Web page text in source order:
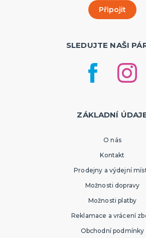
SLEDUJTE NAŠI
ZÁKLADNÍ
O nás
Kontakt
Prodejny a výdejní
Možnosti dopravy
Možnosti platby
Reklamace a vrácení
Obchodní podmínky